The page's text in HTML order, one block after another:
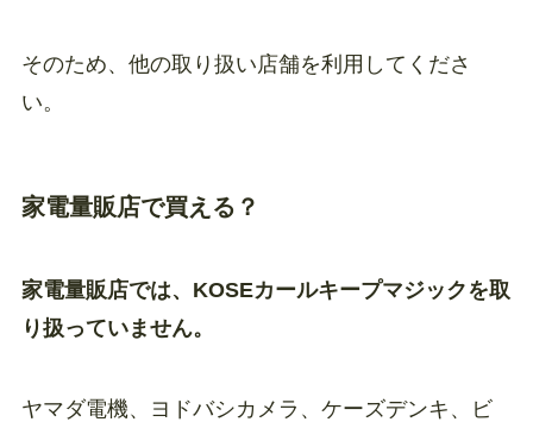
そのため、他の取り扱い店舗を利用してくださ
い。
家電量販店で買える？
家電量販店では、KOSEカールキープマジックを取
り扱っていません。
ヤマダ電機、ヨドバシカメラ、ケーズデンキ、ビ